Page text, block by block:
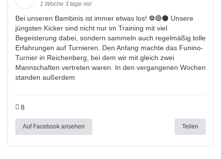
1 Woche 3 tage vor
Bei unseren Bambinis ist immer etwas los! ⚽️🔴⚫ Unsere
jüngsten Kicker sind nicht nur im Training mit viel
Begeisterung dabei, sondern sammeln auch regelmäßig tolle
Erfahrungen auf Turnieren. Den Anfang machte das Funino-
Turnier in Reichenberg, bei dem wir mit gleich zwei
Mannschaften vertreten waren. In den vergangenen Wochen
standen außerdem
8
Auf Facebook ansehen Teilen